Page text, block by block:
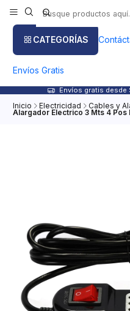
CATEGORÍAS
Envíos Gratis
Envíos gratis
Inicio Electricidad Cables y
Alargador Electrico 3 Mts 4 Pos